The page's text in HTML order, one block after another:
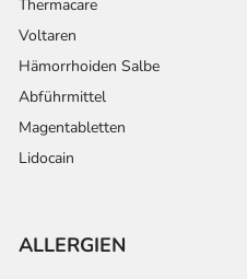
Thermacare
Voltaren
Hämorrhoiden Salbe
Abführmittel
Magentabletten
Lidocain
ALLERGIEN